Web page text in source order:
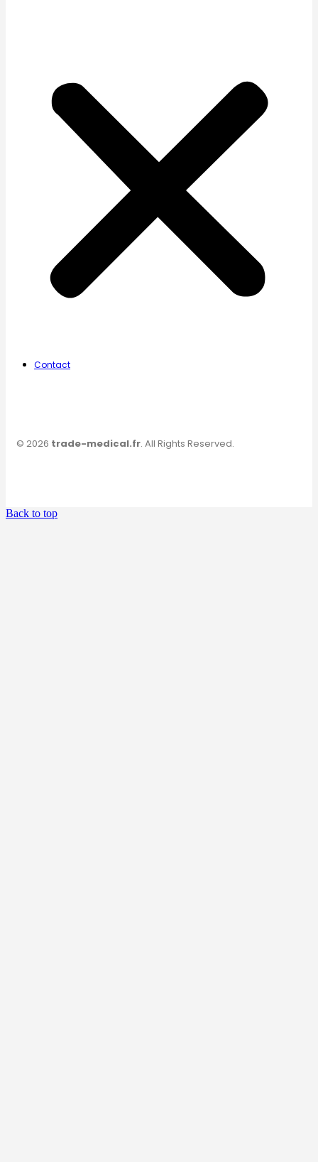
Contact
© 2026 trade-medical.fr. All Rights Reserved.
Back to top